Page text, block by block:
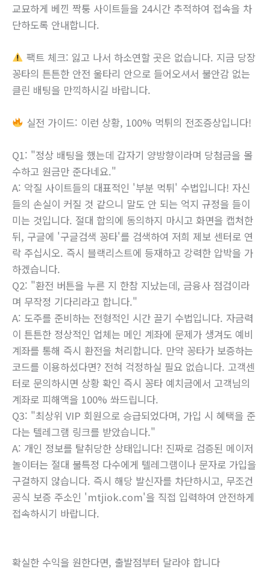
교묘하게 베낀 짝퉁 사이트들을 24시간 추적하여 접속을 차
단하도록 안내합니다.
팩트 체크: 잃고 나서 하소연할 곳은 없습니다. 지금 당장
꽁타의 튼튼한 안전 울타리 안으로 들어오셔서 불안감 없는
클린 배팅을 만끽하시길 바랍니다.
실전 가이드: 이런 상황, 100% 먹튀의 전조증상입니다!
Q1: "정상 배팅을 했는데 갑자기 양방향이라며 당첨금을 몰
수하고 원금만 준다네요."
A: 악질 사이트들의 대표적인 '부분 먹튀' 수법입니다! 자신
들의 손실이 커질 것 같으니 말도 안 되는 억지 규정을 들이
미는 것입니다. 절대 합의에 동의하지 마시고 화면을 캡처한
뒤, 구글에 '구글검색 꽁타'를 검색하여 저희 제보 센터로 연
락 주십시오. 즉시 블랙리스트에 등재하고 강력한 압박을 가
하겠습니다.
Q2: "환전 버튼을 누른 지 한참 지났는데, 금융사 점검이라
며 무작정 기다리라고 합니다."
A: 도주를 준비하는 전형적인 시간 끌기 수법입니다. 자금력
이 튼튼한 정상적인 업체는 메인 계좌에 문제가 생겨도 예비
계좌를 통해 즉시 환전을 처리합니다. 만약 꽁타가 보증하는
코드를 이용하셨다면? 전혀 걱정하실 필요 없습니다. 고객센
터로 문의하시면 상황 확인 즉시 꽁타 예치금에서 고객님의
계좌로 피해액을 100% 쏴드립니다.
Q3: "최상위 VIP 회원으로 승급되었다며, 가입 시 혜택을 준
다는 텔레그램 링크를 받았습니다."
A: 개인 정보를 탈취당한 상태입니다! 진짜로 검증된 메이저
놀이터는 절대 불특정 다수에게 텔레그램이나 문자로 가입을
구걸하지 않습니다. 즉시 해당 발신자를 차단하시고, 무조건
공식 보증 주소인 'mtjiok.com'을 직접 입력하여 안전하게
접속하시기 바랍니다.
확실한 수익을 원한다면, 출발점부터 달라야 합니다